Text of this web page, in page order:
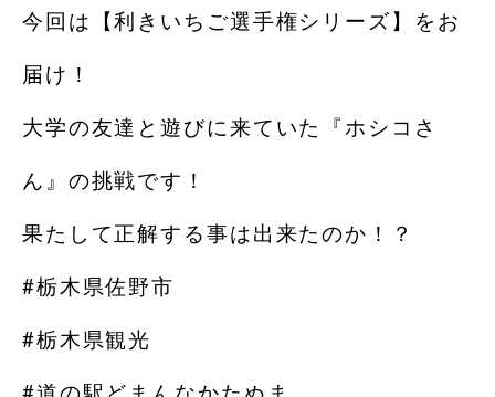
今回は【利きいちご選手権シリーズ】をお
届け！
大学の友達と遊びに来ていた『ホシコさ
ん』の挑戦です！
果たして正解する事は出来たのか！？
#栃木県佐野市
#栃木県観光